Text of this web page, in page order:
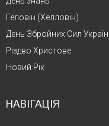
Геловін (Хелловін)
День Збройних Сил
Різдво Христове
Новий Рік
НАВІГАЦІЯ